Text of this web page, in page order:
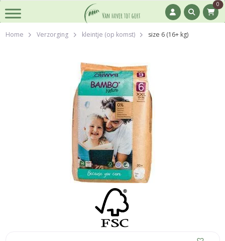
0
Home Verzorging kleintje (op komst) size 6 (16+ kg)